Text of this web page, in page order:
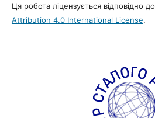
Ця робота ліцензується відповідно до
Attribution 4.0 International License.